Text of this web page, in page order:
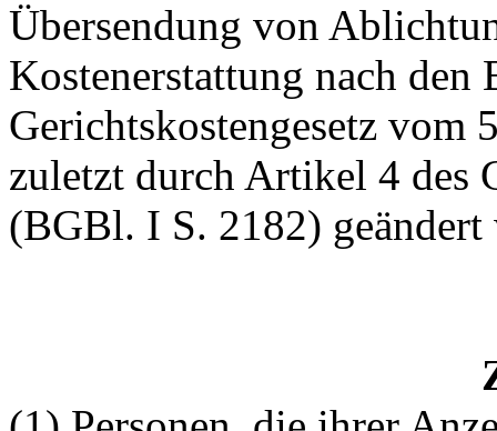
Übersendung von
Kostenerstattung nach
Gerichtskostengesetz
zuletzt durch Artikel 4 des
(BGBl. I S. 2182)